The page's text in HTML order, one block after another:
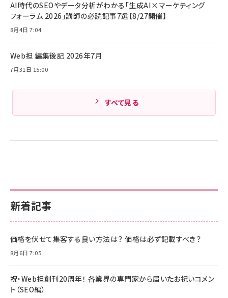
Amazonランキングをもっと見る
ケーブル Anker絡まないケーブル 240W 結束バン
ド付き USB PD対応 シリコン素材採用 iPhone
17 / 16 / 15 / Galaxy iPad Pro MacBook
Amazonランキングをもっと見る
￥4,857
新着記事
価格を伏せて集客する良い方法は？ 価格は必ず記載すべき？
8月6日 7:05
祝・Web担創刊20周年！ 各業界の専門家から届いたお祝いコメン
ト（SEO編）
AI時代のSEOやデータ分析がわかる「生成AI×マーケティング
フォーラム 2026」講師の必読記事7選【8/27開催】
8月4日 7:04
Web担 編集後記 2026年7月
7月31日 15:00
すべて見る